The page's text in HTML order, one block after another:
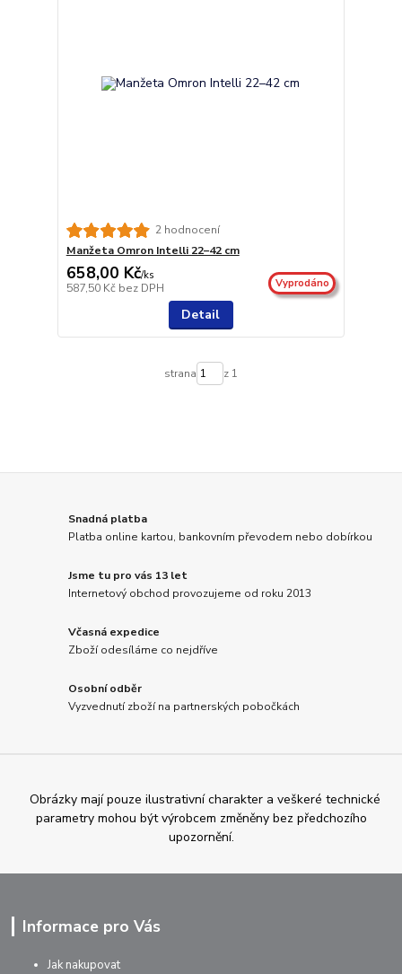
2 hodnocení
Manžeta Omron Intelli 22–42 cm
658,00 Kč/ks
587,50 Kč bez DPH Vyprodáno
Detail
strana z 1
Snadná platba
Platba online kartou, bankovním převodem nebo dobírkou
Jsme tu pro vás 13 let
Internetový obchod provozujeme od roku 2013
Včasná expedice
Zboží odesíláme co nejdříve
Osobní odběr
Vyzvednutí zboží na partnerských pobočkách
Obrázky mají pouze ilustrativní charakter a veškeré technické
parametry mohou být výrobcem změněny bez předchozího
upozornění.
Informace pro Vás
Jak nakupovat